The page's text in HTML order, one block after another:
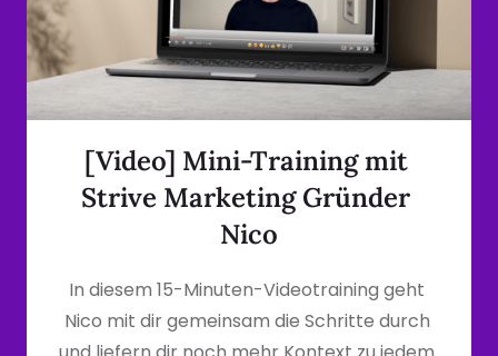
[Video] Mini-Training mit
Strive Marketing Gründer
Nico
In diesem 15-Minuten-Videotraining geht
Nico mit dir gemeinsam die Schritte durch